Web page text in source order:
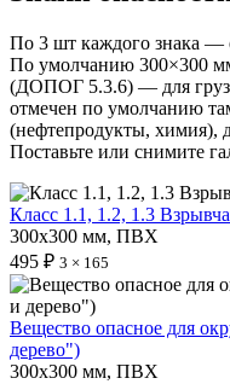
По 3 шт каждого знака
По умолчанию 300×300
(ДОПОГ 5.3.6) — для
отмечен по умолчанию
(нефтепродукты, химия),
Поставьте или снимите
Класс 1.1, 1.2, 1.3
300х300 мм, ПВХ
495 ₽ 3 × 165
Вещество опасное для
дерево")
300х300 мм, ПВХ